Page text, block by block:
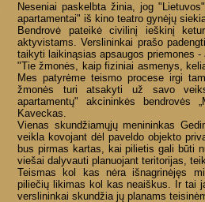
Neseniai paskelbta žinia, jog
apartamentai" iš kino teatro gynėjų
Bendrovė pateikė civilinį ieškinį
aktyvistams. Verslininkai prašo
taikyti laikinąsias apsaugos priemones
"Tie žmonės, kaip fiziniai asmenys,
Mes patyrėme teismo procese irgi
žmonės turi atsakyti už savo
apartamentų" akcininkės bendrovės
Kaveckas.
Vienas skundžiamųjų menininkas
veikla kovojant dėl paveldo objekto
bus pirmas kartas, kai pilietis gali būti
viešai dalyvauti planuojant teritorijas,
Teismas kol kas nėra išnagrinėjęs
piliečių likimas kol kas neaiškus. Ir tai
verslininkai skundžia jų planams